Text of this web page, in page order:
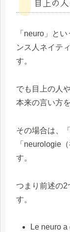
「neuro」と
ンス人ネイテ
す。
でも目上の人
本来の言い方
その場合は、
「neurologie
す。
つまり前述の2
す。
Le neuro